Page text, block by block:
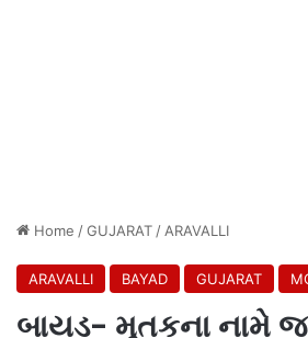
Home /GUJARAT / ARAVALLI
ARAVALLI BAYAD GUJARAT
બાયડ- મૃતકના નામે